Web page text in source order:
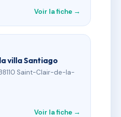
Voir la fiche →
villa Santiago
Saint-Clair-de-la-
Voir la fiche →